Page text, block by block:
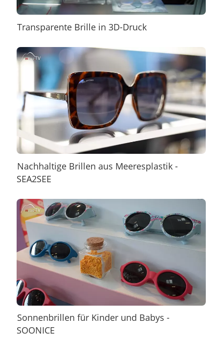
Transparente Brille in 3D-Druck
Nachhaltige Brillen aus Meeresplastik -
SEA2SEE
Sonnenbrillen für Kinder und Babys -
SOONICE